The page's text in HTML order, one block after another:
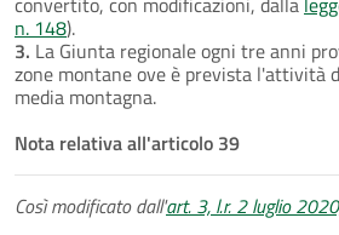
n. 148).
3. La Giunta regionale ogni tre anni
zone montane ove è prevista l'attività
media montagna.
Nota relativa all'articolo 39
Così modificato dall'art. 3, l.r. 2 luglio